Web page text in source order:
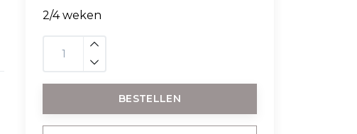
2/4 weken
BESTELLEN